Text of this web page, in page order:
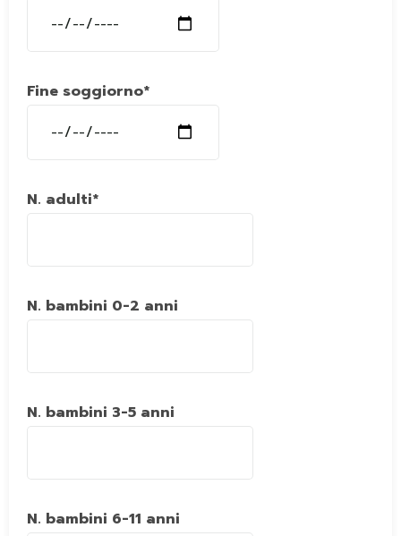
Fine soggiorno*
N. adulti*
N. bambini 0-2 anni
N. bambini 3-5 anni
N. bambini 6-11 anni